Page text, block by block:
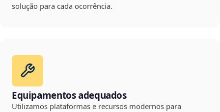
solução para cada ocorrência.
Equipamentos adequados
Utilizamos plataformas e recursos modernos para